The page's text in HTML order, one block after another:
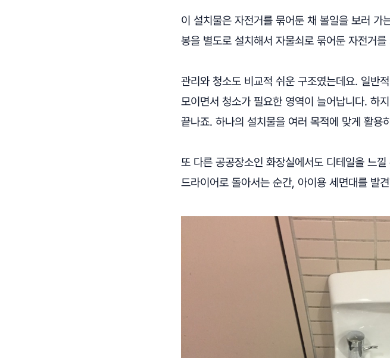
이 설치물은 자전거를 묶어둔 채 볼일을 보러 가
봉을 별도로 설치해서 자물쇠로 묶어둔 자전거
관리와 청소도 비교적 쉬운 구조였는데요. 일반
모이면서 청소가 필요한 영역이 늘어납니다. 하
끝나죠. 하나의 설치물을 여러 목적에 맞게 활용
또 다른 공공장소인 화장실에서도 디테일을 느
드라이어로 돌아서는 순간, 아이용 세면대를 발